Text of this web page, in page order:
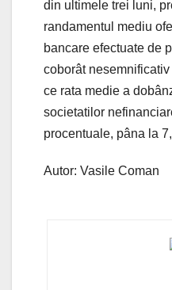
din ultimele trei luni,
randamentul mediu
bancare efectuate de
coborât
ce rata medie a
societatilor
procentuale, pâna la
Autor: Vasile Coman